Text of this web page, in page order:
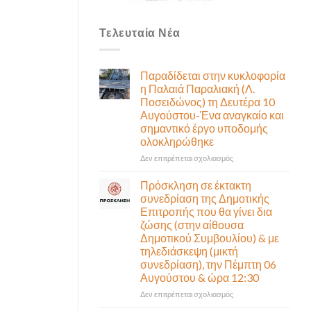
Τελευταία Νέα
Παραδίδεται στην κυκλοφορία
η Παλαιά Παραλιακή (Λ.
Ποσειδώνος) τη Δευτέρα 10
Αυγούστου-Ένα αναγκαίο και
σημαντικό έργο υποδομής
ολοκληρώθηκε
Δεν επιτρέπεται σχολιασμόςστο
κυκλοφορία
η
Παλαιά
Παραλιακή
(Λ.
Ποσειδώνος)
τη
Δευτέρα
Αυγούστου-
Πρόσκληση σε έκτακτη
συνεδρίαση της Δημοτικής
Επιτροπής που θα γίνει δια
ζώσης (στην αίθουσα
Δημοτικού Συμβουλίου) & με
τηλεδιάσκεψη (μικτή
συνεδρίαση), την Πέμπτη 06
Αυγούστου & ώρα 12:30
Δεν επιτρέπεται σχολιασμόςστο